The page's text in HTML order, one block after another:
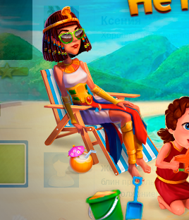
Ксения ****
Хорошая игра,
Света Укрскул
быстро закончилась,
женя серебров
блин прикольно.
продолжение!